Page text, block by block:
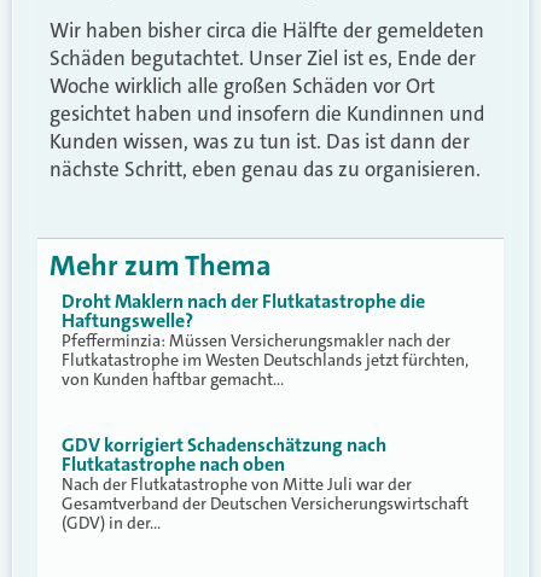
Wir haben bisher circa die Hälfte der gemeldeten
Schäden begutachtet. Unser Ziel ist es, Ende der
Woche wirklich alle großen Schäden vor Ort
gesichtet haben und insofern die Kundinnen und
Kunden wissen, was zu tun ist. Das ist dann der
nächste Schritt, eben genau das zu organisieren.
Mehr zum Thema
Droht Maklern nach der Flutkatastrophe die
Haftungswelle?
Pfefferminzia: Müssen Versicherungsmakler nach der
Flutkatastrophe im Westen Deutschlands jetzt fürchten,
von Kunden haftbar gemacht…
GDV korrigiert Schadenschätzung nach
Flutkatastrophe nach oben
Nach der Flutkatastrophe von Mitte Juli war der
Gesamtverband der Deutschen Versicherungswirtschaft
(GDV) in der…